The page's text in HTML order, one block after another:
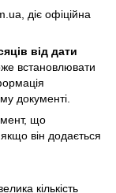
діє офіційна
від дати
встановлювати
документі.
що
він додається
кількість